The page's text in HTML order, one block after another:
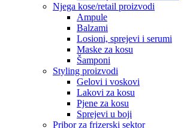
Njega kose/retail proizvodi
Ampule
Balzami
Losioni, sprejevi i serumi
Maske za kosu
Šamponi
Styling proizvodi
Gelovi i voskovi
Lakovi za kosu
Pjene za kosu
Sprejevi u boji
Pribor za frizerski sektor